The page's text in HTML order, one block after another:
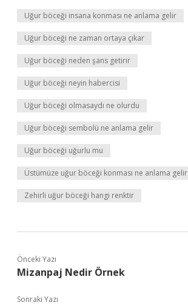
Uğur böceği insana konması ne anlama gelir
Uğur böceği ne zaman ortaya çıkar
Uğur böceği neden şans getirir
Uğur böceği neyin habercisi
Uğur böceği olmasaydı ne olurdu
Uğur böceği sembolü ne anlama gelir
Uğur böceği uğurlu mu
Üstümüze uğur böceği konması ne anlama gelir
Zehirli uğur böceği hangi renktir
Önceki Yazı
Mizanpaj Nedir Örnek
Sonraki Yazı